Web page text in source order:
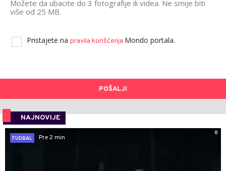
Možete da ubacite do 3 fotografije ili videa. Ne smije biti
više od 25 MB.
Pristajete na pravila korišćenja Mondo portala.
POŠALJI
NAJNOVIJE
0
FUDBAL
Pre 2 min